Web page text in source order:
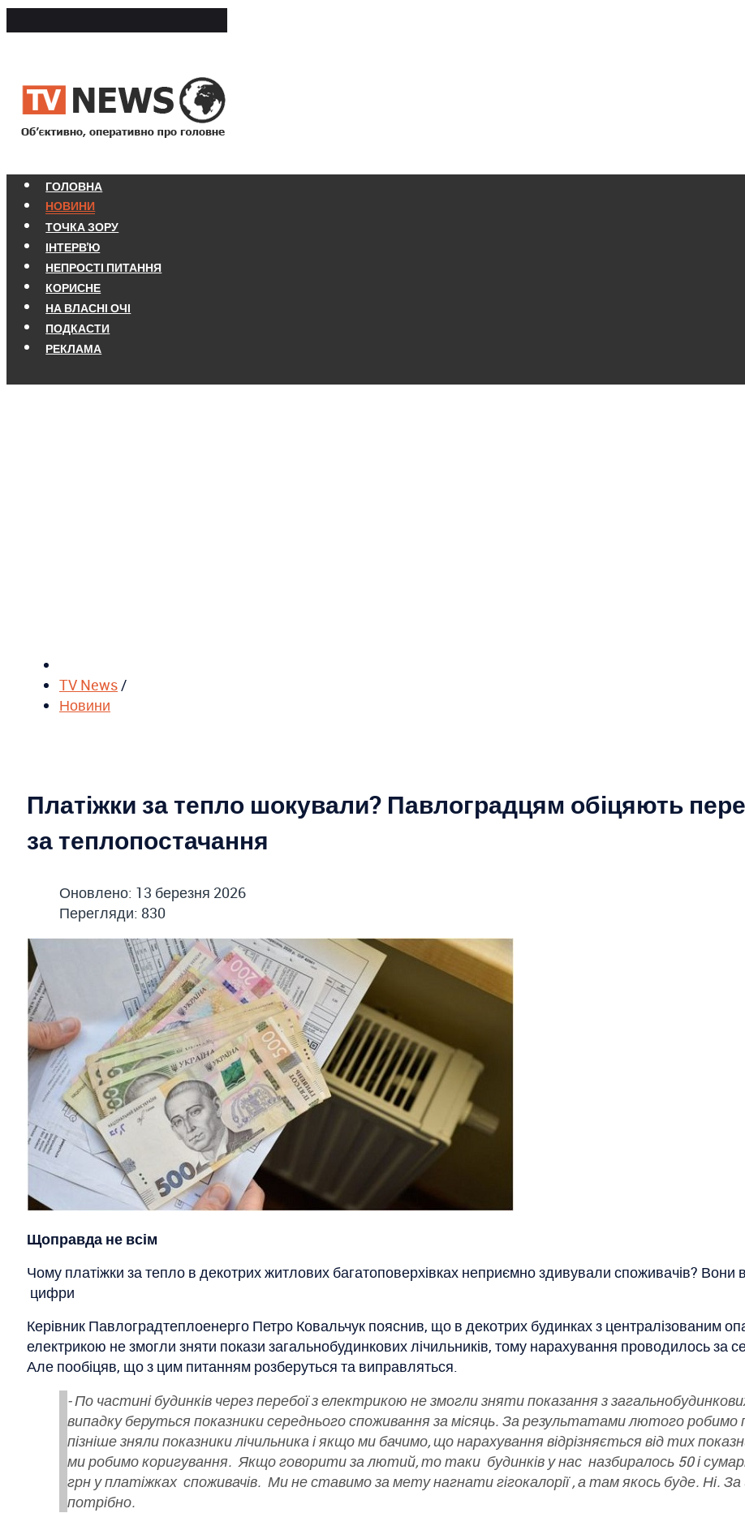
ГОЛОВНА
НОВИНИ
ТОЧКА ЗОРУ
ІНТЕРВ'Ю
НЕПРОСТІ ПИТАННЯ
КОРИСНЕ
НА ВЛАСНІ ОЧІ
ПОДКАСТИ
РЕКЛАМА
TV News /
Новини
Платіжки за тепло шокували? Павлоградцям обіцяють
за теплопостачання
Оновлено: 13 березня 2026
Перегляди: 830
Щоправда не всім
Чому платіжки за тепло в декотрих житлових багатоповерхівках неприємно здивували споживачів? Вони
цифри
Керівник Павлоградтеплоенерго Петро Ковальчук пояснив, що в декотрих будинках з централізованим
електрикою не змогли зняти покази загальнобудинкових лічильників, тому нарахування проводилось за
Але пообіцяв, що з цим питанням розберуться та виправляться.
- По частині будинків через перебої з електрикою не змогли зняти показання з
випадку беруться показники середнього споживання за місяць. За результатами лютого робимо
пізніше зняли показники лічильника і якщо ми бачимо, що нарахування відрізняється від тих
ми робимо коригування. Якщо говорити за лютий, то таки будинків у нас назбиралось 50 і
грн у платіжках споживачів. Ми не ставимо за мету нагнати гігокалорії , а там якось буде. Ні.
потрібно.